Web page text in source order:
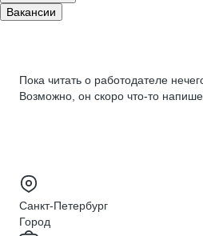
Вакансии
Пока читать о работодателе
Возможно, он скоро что‑то
Санкт-Петербург
Город